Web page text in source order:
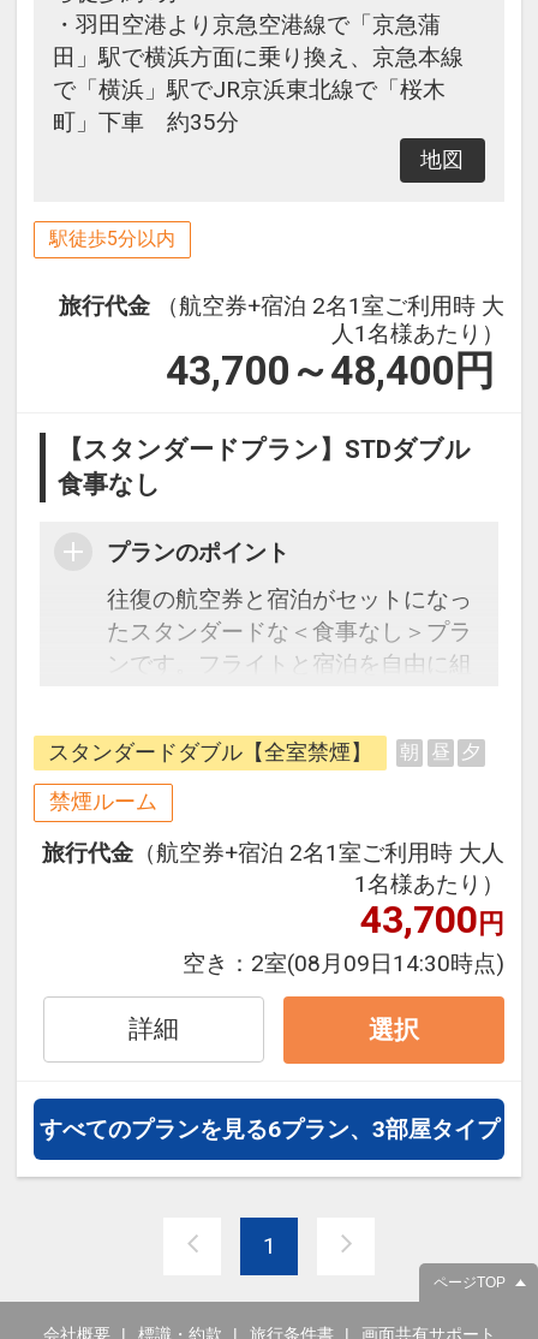
・羽田空港より京急空港線で「京急蒲
田」駅で横浜方面に乗り換え、京急本線
で「横浜」駅でJR京浜東北線で「桜木
町」下車 約35分
地図
駅徒歩5分以内
旅行代金
（航空券+宿泊 2名1室ご利用時 大
人1名様あたり）
43,700～48,400 円
【スタンダードプラン】STDダブル
食事なし
プランのポイント
往復の航空券と宿泊がセットになっ
たスタンダードな＜食事なし＞プラ
ンです。フライトと宿泊を自由に組
ージだから、一都市滞在はもちろん
周遊旅行にも最適！
旅行期間中の1泊だけの宿泊や延
泊・飛び泊なども自由自在です。
フライトは、安心のJAL（または
JALグループ）確約！フライトマイ
オプションでレンタカーや現地交
約）が可能なプランもございます。
スタンダードダブル【全室禁煙】 朝 昼 夕
禁煙ルーム
旅行代金 （航空券+宿泊 2名1室ご利用時 大人
1名様あたり）
43,700円
空き： 2室(08月09日14:30時点)
詳細 選択
すべてのプランを見る6プラン、3部屋タイプ
1
ページTOP
会社概要 標識・約款 旅行条件書 画面共有サポート